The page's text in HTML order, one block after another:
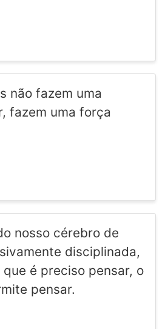
não fazem uma
fazem uma força
nosso cérebro de
disciplinada,
é preciso pensar, o
pensar.